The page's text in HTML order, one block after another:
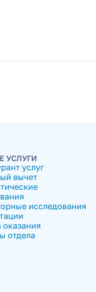
УСЛУГИ
услуг
вычет
исследования
отдела